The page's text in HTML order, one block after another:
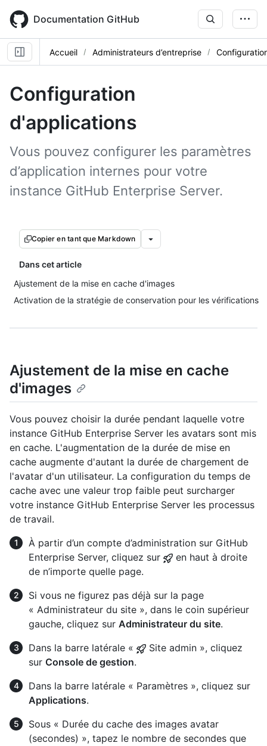
main
content
Documentation GitHub
Accueil Administrateurs d’entreprise
Configuration
d'applications
Vous pouvez configurer les paramètres
d’application internes pour votre
instance GitHub Enterprise Server.
Copier en tant que Markdown
Dans cet article
Ajustement de la mise en cache d'images
Activation de la stratégie de conservation pour les vérifications
Ajustement de la mise en cache
d'images
Vous pouvez choisir la durée pendant laquelle votre
instance GitHub Enterprise Server les avatars sont mis
en cache. L'augmentation de la durée de mise en
cache augmente d'autant la durée de chargement de
l'avatar d'un utilisateur. La configuration du temps de
cache avec une valeur trop faible peut surcharger
votre instance GitHub Enterprise Server les processus
de travail.
À partir d’un compte d’administration sur GitHub
Enterprise Server, cliquez sur
en haut à droite
de n’importe quelle page.
Si vous ne figurez pas déjà sur la page
« Administrateur du site », dans le coin supérieur
gauche, cliquez sur Administrateur du site.
Dans la barre latérale «
Site admin », cliquez
sur Console de gestion.
Dans la barre latérale « Paramètres », cliquez sur
Applications.
Sous « Durée du cache des images avatar
(secondes) », tapez le nombre de secondes que